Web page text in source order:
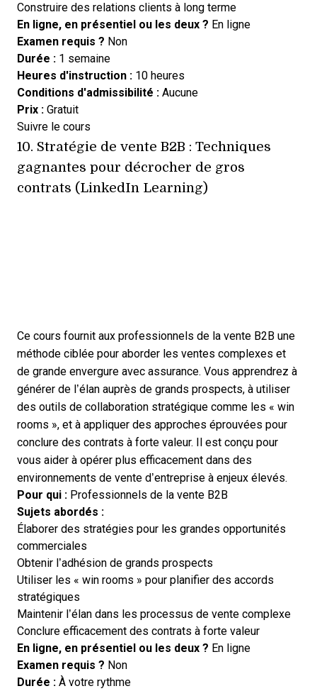
Construire des relations clients à long terme
En ligne, en présentiel ou les deux ? En ligne
Examen requis ? Non
Durée : 1 semaine
Heures d'instruction : 10 heures
Conditions d'admissibilité : Aucune
Prix : Gratuit
Suivre le cours
10. Stratégie de vente B2B : Techniques
gagnantes pour décrocher de gros
contrats (LinkedIn Learning)
Ce cours fournit aux professionnels de la vente B2B une
méthode ciblée pour aborder les ventes complexes et
de grande envergure avec assurance. Vous apprendrez à
générer de l’élan auprès de grands prospects, à utiliser
des outils de collaboration stratégique comme les « win
rooms », et à appliquer des approches éprouvées pour
conclure des contrats à forte valeur. Il est conçu pour
vous aider à opérer plus efficacement dans des
environnements de vente d’entreprise à enjeux élevés.
Pour qui : Professionnels de la vente B2B
Sujets abordés :
Élaborer des stratégies pour les grandes opportunités
commerciales
Obtenir l’adhésion de grands prospects
Utiliser les « win rooms » pour planifier des accords
stratégiques
Maintenir l’élan dans les processus de vente complexe
Conclure efficacement des contrats à forte valeur
En ligne, en présentiel ou les deux ? En ligne
Examen requis ? Non
Durée : À votre rythme